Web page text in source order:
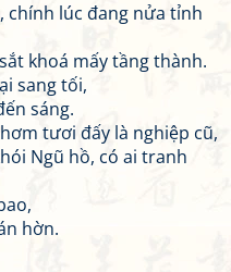
chính lúc đang nửa tỉnh
khoá mấy tầng thành.
sang tối,
sáng.
tươi đấy là nghiệp cũ,
Ngũ hồ, có ai tranh
hờn.